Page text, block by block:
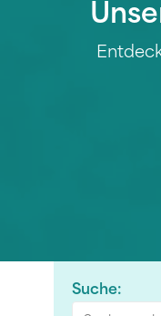
Suche: